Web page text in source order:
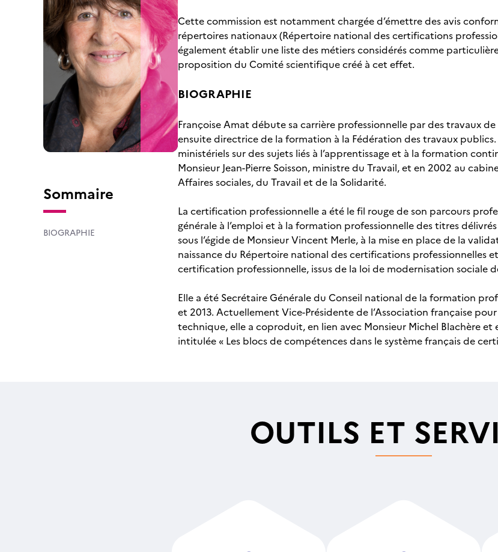
Sommaire
BIOGRAPHIE
Cette commission est notamment chargée d’émettre des avis
répertoires nationaux (Répertoire national des certifications
également établir une liste des métiers considérés comme
proposition du Comité scientifique créé à cet effet.
BIOGRAPHIE
Françoise Amat débute sa carrière professionnelle par des travaux
ensuite directrice de la formation à la Fédération des travaux
ministériels sur des sujets liés à l’apprentissage et à la formation
Monsieur Jean-Pierre Soisson, ministre du Travail, et en 2002 au
Affaires sociales, du Travail et de la Solidarité.
La certification professionnelle a été le fil rouge de son parcours
générale à l’emploi et à la formation professionnelle des titres
sous l’égide de Monsieur Vincent Merle, à la mise en place de la
naissance du Répertoire national des certifications professionnelles
certification professionnelle, issus de la loi de modernisation sociale
Elle a été Secrétaire Générale du Conseil national de la formation
et 2013. Actuellement Vice-Présidente de l’Association française
technique, elle a coproduit, en lien avec Monsieur Michel Blachère
intitulée « Les blocs de compétences dans le système français de
OUTILS ET